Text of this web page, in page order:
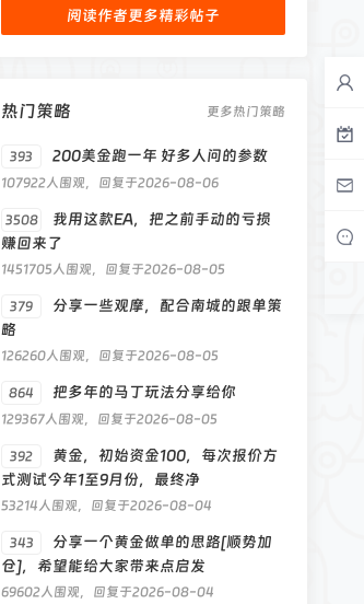
阅读作者更多精彩帖子
热门策略 更多热门策略
393 200美金跑一年 好多人问的参数
107922人围观，回复于2026-08-06
3508
我用这款EA，把之前手动的亏损
赚回来了
1451705人围观，回复于2026-08-05
379
分享一些观摩，配合南城的跟单策
略
126260人围观，回复于2026-08-05
864 把多年的马丁玩法分享给你
129367人围观，回复于2026-08-05
392
黄金，初始资金100，每次报价方
式测试今年1至9月份，最终净
53214人围观，回复于2026-08-04
343
分享一个黄金做单的思路[顺势加
仓]，希望能给大家带来点启发
69602人围观，回复于2026-08-04